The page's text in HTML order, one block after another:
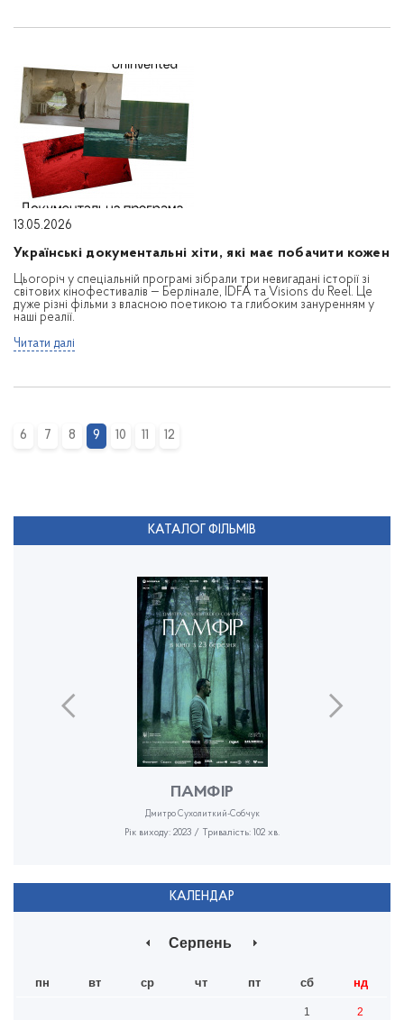
13.05.2026
Українські документальні хіти, які має побачити кожен
Цьогоріч у спеціальній програмі зібрали три невигадані історії зі
світових кінофестивалів — Берлінале, IDFA та Visions du Reel. Це
дуже різні фільми з власною поетикою та глибоким зануренням у
наші реалії.
Читати далі
6 7 8 9 10 11 12
КАТАЛОГ ФІЛЬМІВ
ПАМФІР
Дмитро Сухолиткий-Собчук
Рік виходу: 2023 / Тривалість: 102 хв.
КАЛЕНДАР
Серпень
пн вт ср чт пт сб нд
1 2